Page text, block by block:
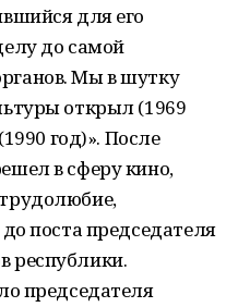
для его
до самой
Мы в шутку
открыл (1969
год)». После
в сферу кино,
до поста председателя
республики.
председателя